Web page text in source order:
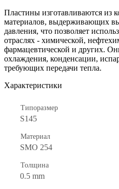
Пластины изготавливаются из
материалов, выдерживающих
давления, что позволяет
отраслях - химической,
фармацевтической и других.
охлаждения, конденсации,
требующих передачи тепла.
Характеристики
Типоразмер
S145
Материал
SMO 254
Толщина
0.5 mm